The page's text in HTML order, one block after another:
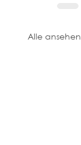
Alle ansehen